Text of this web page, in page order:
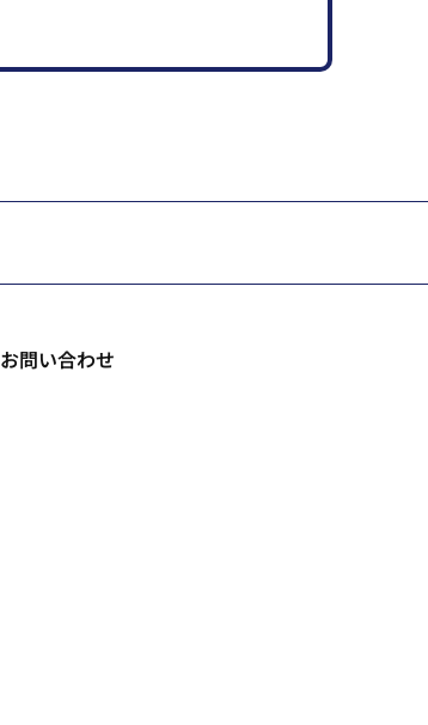
お問い合わせ